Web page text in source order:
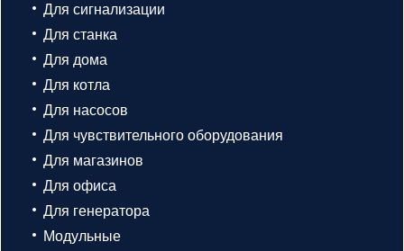
Для сигнализации
Для станка
Для дома
Для котла
Для насосов
Для чувствительного оборудования
Для магазинов
Для офиса
Для генератора
Модульные